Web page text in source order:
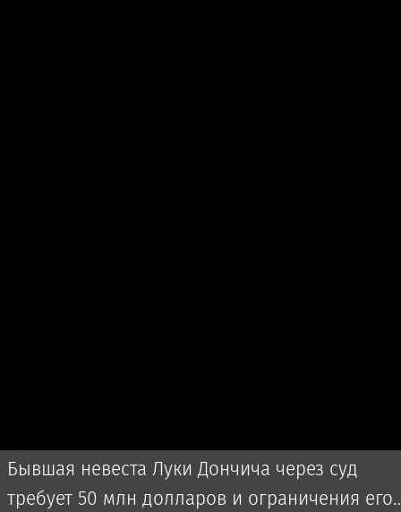
Бывшая невеста Луки Дончича через суд
требует 50 млн долларов и ограничения его